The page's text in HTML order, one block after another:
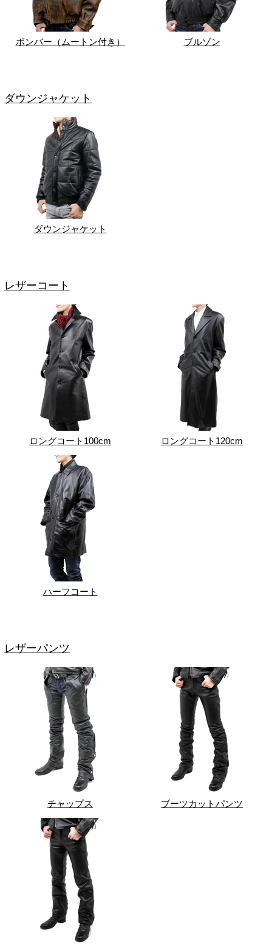
ボンバー（ムートン付き） ブルゾン
ダウンジャケット
ダウンジャケット
レザーコート
ロングコート100cm ロングコート120cm
ハーフコート
レザーパンツ
チャップス ブーツカットパンツ